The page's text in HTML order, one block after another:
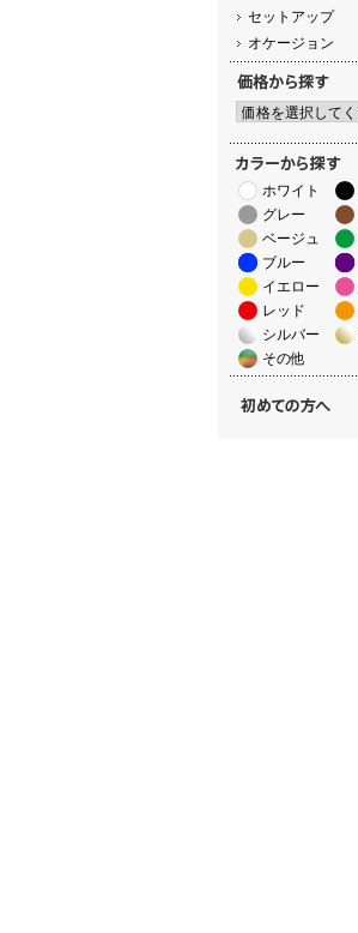
セットアップ
オケージョン
ホワイト
グレー
ベージュ
ブルー
イエロー
レッド
シルバー
その他